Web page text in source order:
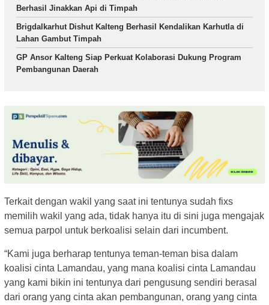
Berhasil Jinakkan Api di Timpah
Brigdalkarhut Dishut Kalteng Berhasil Kendalikan Karhutla di
Lahan Gambut Timpah
GP Ansor Kalteng Siap Perkuat Kolaborasi Dukung Program
Pembangunan Daerah
Terkait dengan wakil yang saat ini tentunya sudah fixs
memilih wakil yang ada, tidak hanya itu di sini juga mengajak
semua parpol untuk berkoalisi selain dari incumbent.
“Kami juga berharap tentunya teman-teman bisa dalam
koalisi cinta Lamandau, yang mana koalisi cinta Lamandau
yang kami bikin ini tentunya dari pengusung sendiri berasal
dari orang yang cinta akan pembangunan, orang yang cinta